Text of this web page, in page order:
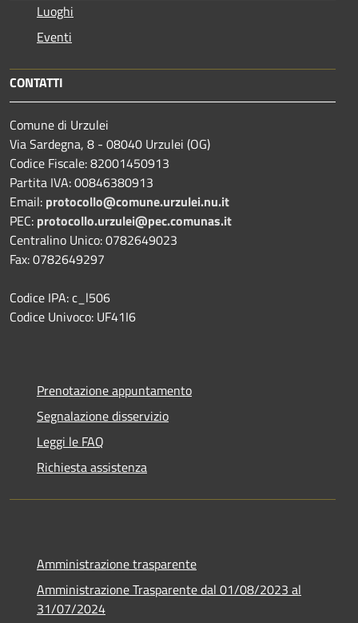
Luoghi
Eventi
CONTATTI
Comune di Urzulei
Via Sardegna, 8 - 08040 Urzulei (OG)
Codice Fiscale: 82001450913
Partita IVA: 00846380913
Email: protocollo@comune.urzulei.nu.it
PEC: protocollo.urzulei@pec.comunas.it
Centralino Unico: 0782649023
Fax: 0782649297
Codice IPA: c_l506
Codice Univoco: UF41I6
Prenotazione appuntamento
Segnalazione disservizio
Leggi le FAQ
Richiesta assistenza
Amministrazione trasparente
Amministrazione Trasparente dal 01/08/2023 al
31/07/2024